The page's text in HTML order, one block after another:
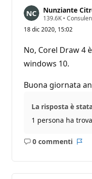
Nunziante
139.6K P
n
i
d
i
r
p
u
a
i
e
•
18 dic 2020, 15:02
No, Corel Draw 4
windows 10.
Buona giornata
La risposta è
1 persona ha
0 commenti
Nessun